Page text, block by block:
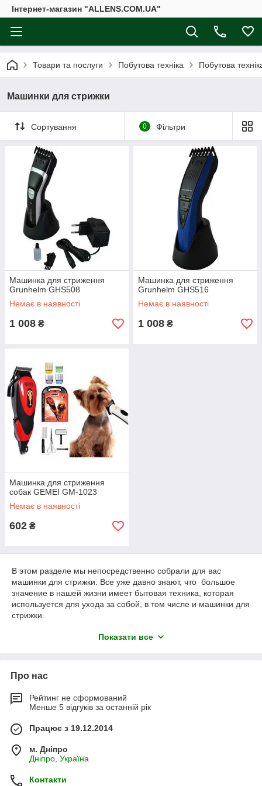
Інтернет-магазин "ALLENS.COM.UA"
Товари та послуги Побутова техніка Побутова
Машинки для стрижки
Сортування 0 Фільтри
Машинка для стриження
Grunhelm GHS508
Немає в наявності
1 008 ₴
Машинка для стриження
Grunhelm GHS516
Немає в наявності
1 008 ₴
Машинка для стриження
собак GEMEI GM-1023
Немає в наявності
602 ₴
В этом разделе мы непосредственно собрали для вас
машинки для стрижки. Все уже давно знают, что большое
значение в нашей жизни имеет бытовая техника, которая
используется для ухода за собой, в том числе и машинки для
стрижки.
таких мировых брендов как PHILIPS, BRAUN, REMINGTON,
так и бытового.
Звичайно ж така машинка для стрижки не завадить в кожній
родині, адже це дозволить економити значні кошти на
стрижці. Для професіоналів наявність спеціальної машинки
для стрижки забезпечить високий рівень майстерності при
стрижці.
На всі машинки для стрижки в нас поширюється гарантія, яка
йде від 1 року і вище, в залежності від виробника машинки
для стрижки.
Показати все
Про нас
Рейтинг не сформований
Менше 5 відгуків за останній рік
Працює з 19.12.2014
м. Дніпро
Дніпро, Україна
Контакти